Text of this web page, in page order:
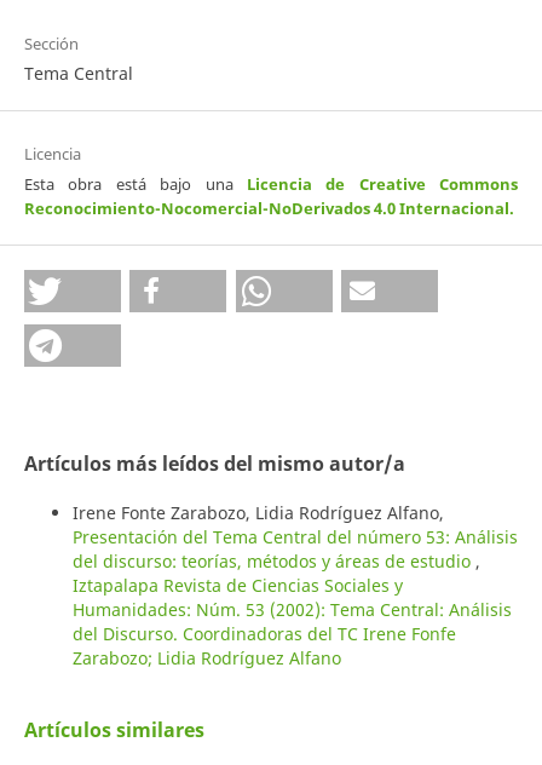
Sección
Tema Central
Licencia
Esta obra está bajo una Licencia de Creative Commons
Reconocimiento-Nocomercial-NoDerivados 4.0 Internacional.
Artículos más leídos del mismo autor/a
Irene Fonte Zarabozo, Lidia Rodríguez Alfano,
Presentación del Tema Central del número 53: Análisis
del discurso: teorías, métodos y áreas de estudio ,
Iztapalapa Revista de Ciencias Sociales y
Humanidades: Núm. 53 (2002): Tema Central: Análisis
del Discurso. Coordinadoras del TC Irene Fonfe
Zarabozo; Lidia Rodríguez Alfano
Artículos similares